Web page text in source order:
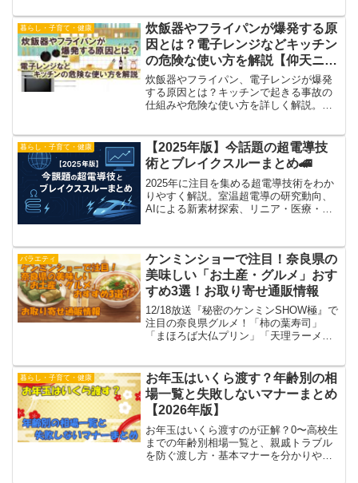
まとめました【2025最新】。
暮らし・子育て・健康
炊飯器やフライパンが爆発する原
因とは？電子レンジなどキッチン
の危険な使い方を解説【仰天ニュ
ース】
炊飯器やフライパン、電子レンジが爆発
する原因とは？キッチンで起きる事故の
仕組みや危険な使い方を詳しく解説。日
暮らし・子育て・健康
【2025年版】今話題の超電導技
術とブレイクスルーまとめ🚄
2025年に注目を集める超電導技術をわか
りやすく解説。室温超電導の研究動向、
AIによる新素材探索、リニア・医療・電
やさしく紹介します。
バラエティ
ケンミンショーで注目！奈良県の
美味しい「お土産・グルメ」おす
すめ3選！お取り寄せ通販情報
12/18放送『秘密のケンミンSHOW極』で
注目の奈良県グルメ！「柿の葉寿司」
「まほろば大仏プリン」「天理ラーメン
介。通販お取り寄せ情報もまとめまし
た。
暮らし・子育て・健康
お年玉はいくら渡す？年齢別の相
場一覧と失敗しないマナーまとめ
【2026年版】
お年玉はいくら渡すのが正解？0〜高校生
までの年齢別相場一覧と、親戚トラブル
を防ぐ渡し方・基本マナーを分かりやす